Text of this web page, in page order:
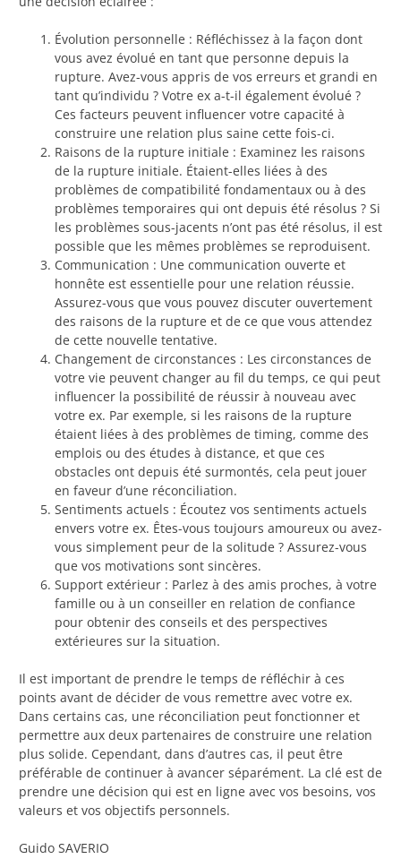
Évolution personnelle : Réfléchissez à la façon dont
vous avez évolué en tant que personne depuis la
rupture. Avez-vous appris de vos erreurs et grandi en
tant qu’individu ? Votre ex a-t-il également évolué ?
Ces facteurs peuvent influencer votre capacité à
construire une relation plus saine cette fois-ci.
Raisons de la rupture initiale : Examinez les raisons
de la rupture initiale. Étaient-elles liées à des
problèmes de compatibilité fondamentaux ou à des
problèmes temporaires qui ont depuis été résolus ? Si
les problèmes sous-jacents n’ont pas été résolus, il est
possible que les mêmes problèmes se reproduisent.
Communication : Une communication ouverte et
honnête est essentielle pour une relation réussie.
Assurez-vous que vous pouvez discuter ouvertement
des raisons de la rupture et de ce que vous attendez
de cette nouvelle tentative.
Changement de circonstances : Les circonstances de
votre vie peuvent changer au fil du temps, ce qui peut
influencer la possibilité de réussir à nouveau avec
votre ex. Par exemple, si les raisons de la rupture
étaient liées à des problèmes de timing, comme des
emplois ou des études à distance, et que ces
obstacles ont depuis été surmontés, cela peut jouer
en faveur d’une réconciliation.
Sentiments actuels : Écoutez vos sentiments actuels
envers votre ex. Êtes-vous toujours amoureux ou avez-
vous simplement peur de la solitude ? Assurez-vous
que vos motivations sont sincères.
Support extérieur : Parlez à des amis proches, à votre
famille ou à un conseiller en relation de confiance
pour obtenir des conseils et des perspectives
extérieures sur la situation.
Il est important de prendre le temps de réfléchir à ces
points avant de décider de vous remettre avec votre ex.
Dans certains cas, une réconciliation peut fonctionner et
permettre aux deux partenaires de construire une relation
plus solide. Cependant, dans d’autres cas, il peut être
préférable de continuer à avancer séparément. La clé est de
prendre une décision qui est en ligne avec vos besoins, vos
valeurs et vos objectifs personnels.
Guido SAVERIO